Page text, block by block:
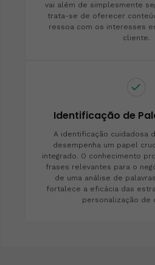
vai além de simplesmente
trata-se de oferecer
ressoa com os interesses
cliente.
Identificação de
A identificação cuidadosa
desempenha um papel
integrado. O conhecimento
frases relevantes para o
de uma análise de
fortalece a eficácia das
personalização de